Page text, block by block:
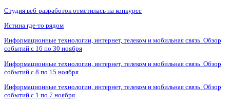
Студия веб-разработок отметилась на конкурсе
Истина где-то рядом
Информационные технологии, интернет, телеком и мобильная связь. Обзор
событий с 16 по 30 ноября
Информационные технологии, интернет, телеком и мобильная связь. Обзор
событий с 8 по 15 ноября
Информационные технологии, интернет, телеком и мобильная связь. Обзор
событий с 1 по 7 ноября